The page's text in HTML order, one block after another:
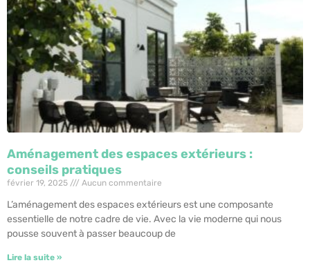
Aménagement des espaces extérieurs :
conseils pratiques
février 19, 2025 Aucun commentaire
L’aménagement des espaces extérieurs est une composante
essentielle de notre cadre de vie. Avec la vie moderne qui nous
pousse souvent à passer beaucoup de
Lire la suite »